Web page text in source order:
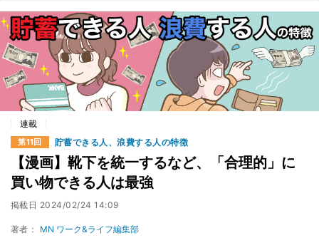
連載
第11回 貯蓄できる人、浪費する人の特徴
【漫画】靴下を統一するなど、「合理的」に
買い物できる人は最強
掲載日 2024/02/24 14:09
著者： MN ワーク&ライフ編集部